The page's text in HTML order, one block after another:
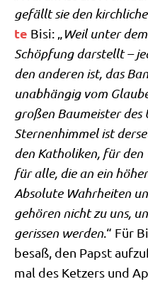
gefällt sie den
te Bisi: „Weil unter
Schöp­fung dar­stellt –
den ande­ren ist, das
unab­hän­gig vom
gro­ßen Bau­mei­ster des
Ster­nen­him­mel ist
den Katho­li­ken, für den
für alle, die an ein
Abso­lu­te Wahr­hei­ten
gehö­ren nicht zu uns,
ge­ris­sen wer­den.“ Für
besaß, den Papst
mal des Ket­zers und